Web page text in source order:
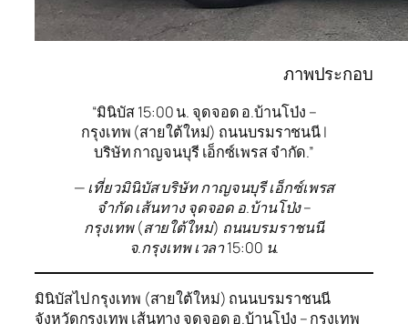
ภาพประกอบ
“มินิบัส 15:00 น. จุดจอด อ.บ้านโป่ง –
กรุงเทพ (สายใต้ใหม่) ถนนบรมราชนนี |
บริษัท กาญจนบุรี เอ็กซ์เพรส จำกัด.”
— เที่ยวมินิบัส บริษัท กาญจนบุรี เอ็กซ์เพรส
จำกัด เส้นทาง จุดจอด อ.บ้านโป่ง –
กรุงเทพ (สายใต้ใหม่) ถนนบรมราชนนี
จ.กรุงเทพ เวลา 15:00 น.
มินิบัสไป กรุงเทพ (สายใต้ใหม่) ถนนบรมราชนนี
จังหวัดกรุงเทพ เส้นทาง จุดจอด อ.บ้านโป่ง – กรุงเทพ